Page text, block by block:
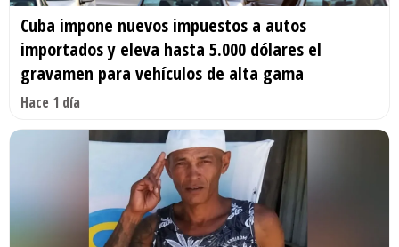
Cuba impone nuevos impuestos a autos
importados y eleva hasta 5.000 dólares el
gravamen para vehículos de alta gama
Hace 1 día